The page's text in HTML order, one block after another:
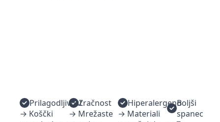
Prilagodljivost
→ Koščki
Zračnost
→ Mrežaste
Hiperalergeno
→ Materiali
Boljši
spanec